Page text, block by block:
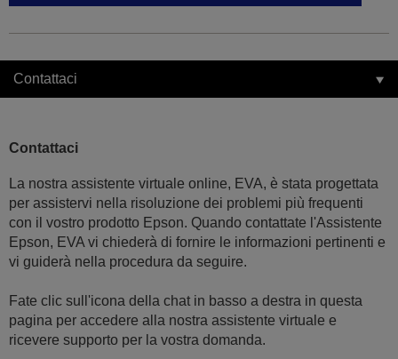
Contattaci
Contattaci
La nostra assistente virtuale online, EVA, è stata progettata
per assistervi nella risoluzione dei problemi più frequenti
con il vostro prodotto Epson. Quando contattate l'Assistente
Epson, EVA vi chiederà di fornire le informazioni pertinenti e
vi guiderà nella procedura da seguire.
Fate clic sull'icona della chat in basso a destra in questa
pagina per accedere alla nostra assistente virtuale e
ricevere supporto per la vostra domanda.